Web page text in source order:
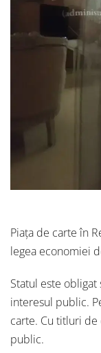
Piața de carte în
legea economiei
Statul este
interesul public.
carte. Cu titluri
public.